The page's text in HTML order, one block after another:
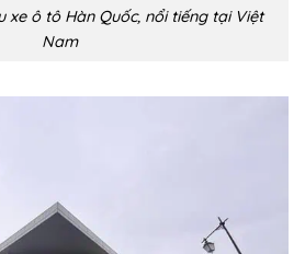
xe ô tô Hàn Quốc, nổi tiếng tại Việt
Nam